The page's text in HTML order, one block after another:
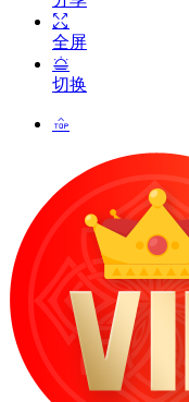
全屏
切换